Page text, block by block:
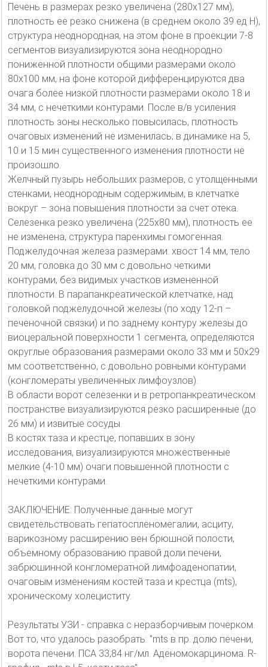
Печень в размерах резко увеличена (280х127 мм),
плотность ее резко снижена (в среднем около 39 ед Н),
структура неоднородная, на этом фоне в проекции 7-8
сегментов визуализируются зона неоднородно
пониженной плотности общими размерами около
80х100 мм, на фоне которой дифференцируются два
очага более низкой плотности размерами около 18 и
34 мм, с нечеткими контурами. После в/в усиления
плотность зоны несколько повысилась, плотность
очаговых изменений не изменилась; в динамике на 5,
10 и 15 мин существенного изменения плотности не
произошло.
Желчный пузырь небольших размеров, с утолщенными
стенками, неоднородным содержимым, в клетчатке
вокруг – зона повышения плотности за счет отека.
Селезенка резко увеличена (225х80 мм), плотность ее
не изменена, структура паренхимы гомогенная.
Поджелудочная железа размерами: хвост 14 мм, тело
20 мм, головка до 30 мм с довольно четкими
контурами, без видимых участков измененной
плотности. В парапанкреатической клетчатке, над
головкой поджелудочной железы (по ходу 12-п –
печеночной связки) и по заднему контуру железы до
виоцеральной поверхности 1 сегмента, определяются
округлые образования размерами около 33 мм и 50х29
мм соответственно, с довольно ровными контурами
(конгломераты увеличенных лимфоузлов).
В области ворот селезенки и в ретропанкреатическом
постранстве визуализируются резко расширенные (до
26 мм) и извитые сосуды.
В костях таза и крестце, попавших в зону
исследования, визуализируются множественные
мелкие (4-10 мм) очаги повышенной плотности с
нечеткими контурами.
ЗАКЛЮЧЕНИЕ: Полученные данные могут
свидетельствовать гепатоспленомегалии, асциту,
варикозному расширению вен брюшной полости,
объемному образованию правой доли печени,
забрюшинной конгломератной лимфоаденопатии,
очаговым изменениям костей таза и крестца (mts),
хроническому холециститу.
Результаты УЗИ - справка с неразборчивым почерком.
Вот то, что удалось разобрать: "mts в пр. долю печени,
ворота печени. ПСА 33,84 нг/мл. Аденомокарцинома. R-